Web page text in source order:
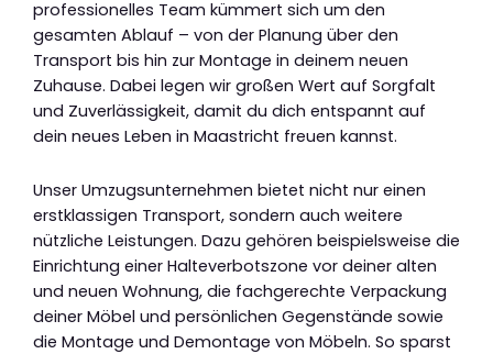
professionelles Team kümmert sich um den
gesamten Ablauf – von der Planung über den
Transport bis hin zur Montage in deinem neuen
Zuhause. Dabei legen wir großen Wert auf Sorgfalt
und Zuverlässigkeit, damit du dich entspannt auf
dein neues Leben in Maastricht freuen kannst.
Unser Umzugsunternehmen bietet nicht nur einen
erstklassigen Transport, sondern auch weitere
nützliche Leistungen. Dazu gehören beispielsweise die
Einrichtung einer Halteverbotszone vor deiner alten
und neuen Wohnung, die fachgerechte Verpackung
deiner Möbel und persönlichen Gegenstände sowie
die Montage und Demontage von Möbeln. So sparst